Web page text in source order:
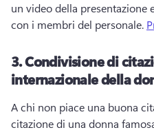
un video della
con i membri del personale.
3.Condivisione di
internazionale della
A chi non piace una buona
citazione di una donna